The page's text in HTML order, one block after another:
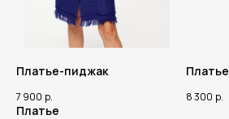
Платье-пиджак
7 900 р.
Платье
8 300 р.
Платье